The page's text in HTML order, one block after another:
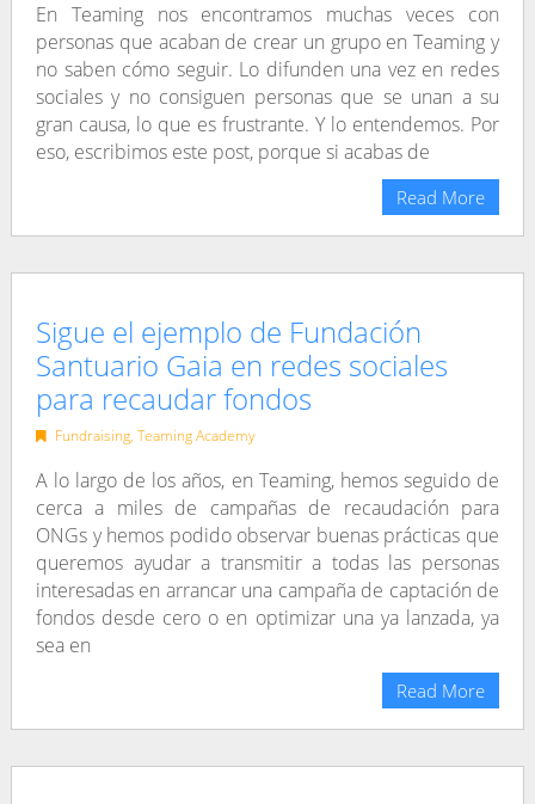
En Teaming nos encontramos muchas veces con
personas que acaban de crear un grupo en Teaming y
no saben cómo seguir. Lo difunden una vez en redes
sociales y no consiguen personas que se unan a su
gran causa, lo que es frustrante. Y lo entendemos. Por
eso, escribimos este post, porque si acabas de
Read More
Sigue el ejemplo de Fundación
Santuario Gaia en redes sociales
para recaudar fondos
Fundraising, Teaming Academy
A lo largo de los años, en Teaming, hemos seguido de
cerca a miles de campañas de recaudación para
ONGs y hemos podido observar buenas prácticas que
queremos ayudar a transmitir a todas las personas
interesadas en arrancar una campaña de captación de
fondos desde cero o en optimizar una ya lanzada, ya
sea en
Read More